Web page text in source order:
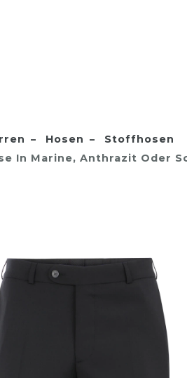
Hosen
Stoffhosen
In Marine, Anthrazit Oder